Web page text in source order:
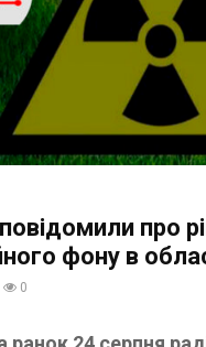
про
фону в
0